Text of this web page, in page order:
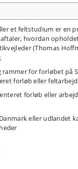
et feltstudium er en
hvordan
(Thomas
rammer for forløbet på
forløb eller
forløb eller
eller udlandet